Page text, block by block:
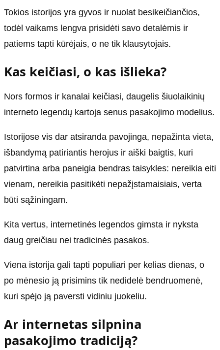
Tokios istorijos yra gyvos ir nuolat besikeičiančios,
todėl vaikams lengva prisidėti savo detalėmis ir
patiems tapti kūrėjais, o ne tik klausytojais.
Kas keičiasi, o kas išlieka?
Nors formos ir kanalai keičiasi, daugelis šiuolaikinių
interneto legendų kartoja senus pasakojimo modelius.
Istorijose vis dar atsiranda pavojinga, nepažinta vieta,
išbandymą patiriantis herojus ir aiški baigtis, kuri
patvirtina arba paneigia bendras taisykles: nereikia eiti
vienam, nereikia pasitikėti nepažįstamaisiais, verta
būti sąžiningam.
Kita vertus, internetinės legendos gimsta ir nyksta
daug greičiau nei tradicinės pasakos.
Viena istorija gali tapti populiari per kelias dienas, o
po mėnesio ją prisimins tik nedidelė bendruomenė,
kuri spėjo ją paversti vidiniu juokeliu.
Ar internetas silpnina
pasakojimo tradiciją?